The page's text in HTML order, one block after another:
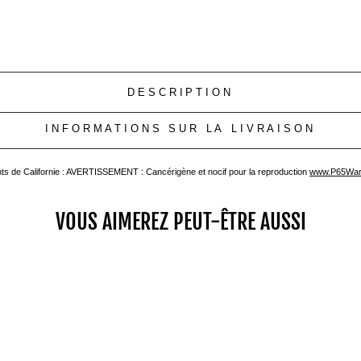
DESCRIPTION
INFORMATIONS SUR LA LIVRAISON
de Californie : AVERTISSEMENT : Cancérigène et nocif pour la reproduction
VOUS AIMEREZ PEUT-ÊTRE AUSSI